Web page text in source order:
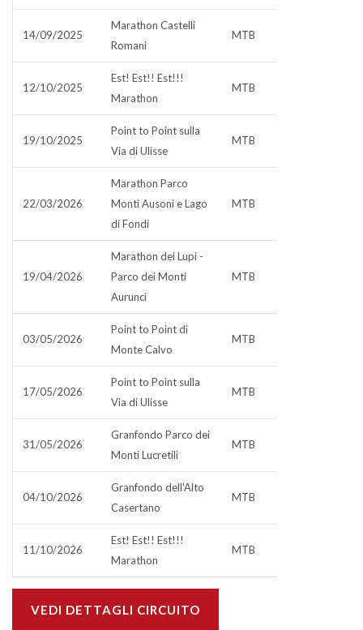
14/09/2025
Marathon Castelli
Romani
MTB
12/10/2025
Est! Est!! Est!!!
Marathon
MTB
19/10/2025
Point to Point sulla
Via di Ulisse
MTB
22/03/2026
Marathon Parco
Monti Ausoni e Lago
di Fondi
MTB
19/04/2026
Marathon dei Lupi -
Parco dei Monti
Aurunci
MTB
03/05/2026
Point to Point di
Monte Calvo
MTB
17/05/2026
Point to Point sulla
Via di Ulisse
MTB
31/05/2026
Granfondo Parco dei
Monti Lucretili
MTB
04/10/2026
Granfondo dell'Alto
Casertano
MTB
11/10/2026
Est! Est!! Est!!!
Marathon
MTB
VEDI DETTAGLI CIRCUITO